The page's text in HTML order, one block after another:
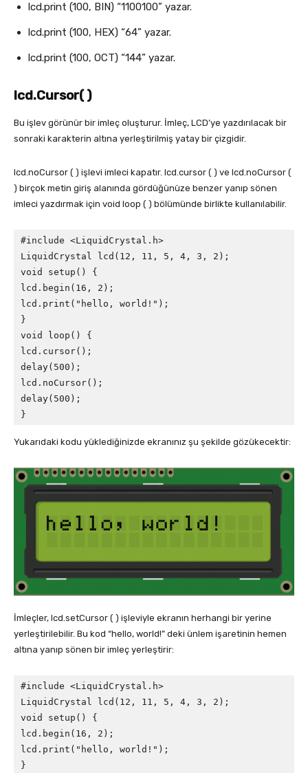
lcd.print (100, BIN) “1100100” yazar.
lcd.print (100, HEX) “64” yazar.
lcd.print (100, OCT) “144” yazar.
lcd.Cursor( )
Bu işlev görünür bir imleç oluşturur. İmleç, LCD’ye yazdırılacak bir
sonraki karakterin altına yerleştirilmiş yatay bir çizgidir.
lcd.noCursor ( ) işlevi imleci kapatır. lcd.cursor ( ) ve lcd.noCursor (
) birçok metin giriş alanında gördüğünüze benzer yanıp sönen
imleci yazdırmak için void loop ( ) bölümünde birlikte kullanılabilir.
#include <LiquidCrystal.h>
LiquidCrystal lcd(12, 11, 5, 4, 3, 2);
void setup() {
lcd.begin(16, 2);
lcd.print("hello, world!");
}
void loop() {
lcd.cursor();
delay(500);
lcd.noCursor();
delay(500);
}
Yukarıdaki kodu yüklediğinizde ekranınız şu şekilde gözükecektir:
İmleçler, lcd.setCursor ( ) işleviyle ekranın herhangi bir yerine
yerleştirilebilir. Bu kod “hello, world!” deki ünlem işaretinin hemen
altına yanıp sönen bir imleç yerleştirir:
#include <LiquidCrystal.h>
LiquidCrystal lcd(12, 11, 5, 4, 3, 2);
void setup() {
lcd.begin(16, 2);
lcd.print("hello, world!");
}